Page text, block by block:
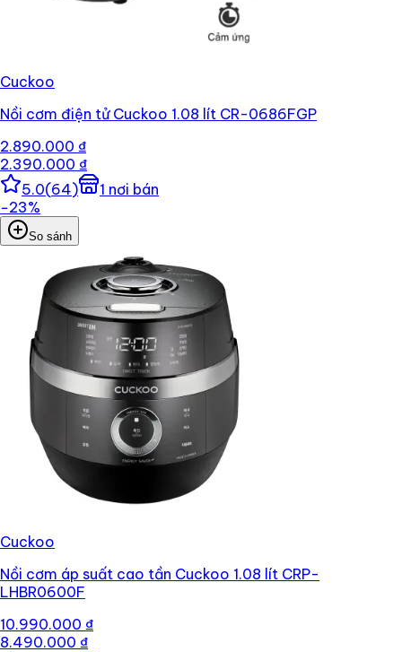
Cuckoo
Nồi cơm điện tử Cuckoo 1.08 lít CR-0686FGP
2.890.000 ₫
2.390.000 ₫
5.0(64) 1 nơi bán
−23%
So sánh
Cuckoo
Nồi cơm áp suất cao tần Cuckoo 1.08 lít CRP-
LHBR0600F
10.990.000 ₫
8.490.000 ₫